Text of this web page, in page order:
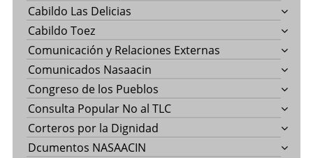
Cabildo Las Delicias
Cabildo Toez
Comunicación y Relaciones Externas
Comunicados Nasaacin
Congreso de los Pueblos
Consulta Popular No al TLC
Corteros por la Dignidad
Dcumentos NASAACIN